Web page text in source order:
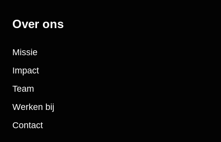
Over ons
Missie
Impact
Team
Werken bij
Contact